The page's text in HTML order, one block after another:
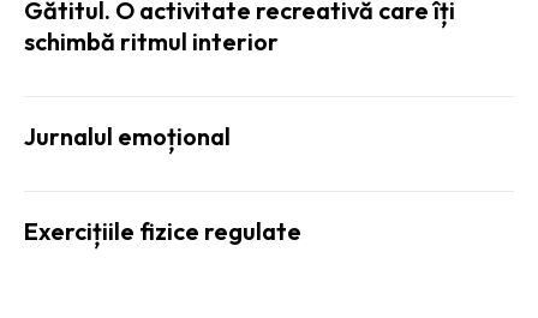
Gătitul. O activitate recreativă care îți
schimbă ritmul interior
Jurnalul emoțional
Exercițiile fizice regulate